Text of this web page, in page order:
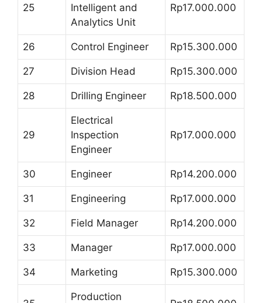
25
Intelligent and
Analytics Unit
Rp17.000.000
26 Control Engineer Rp15.300.000
27 Division Head Rp15.300.000
28 Drilling Engineer Rp18.500.000
29
Electrical
Inspection
Engineer
Rp17.000.000
30 Engineer Rp14.200.000
31 Engineering Rp17.000.000
32 Field Manager Rp14.200.000
33 Manager Rp17.000.000
34 Marketing Rp15.300.000
Production